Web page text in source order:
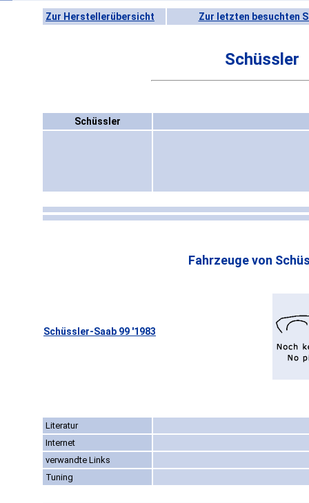
Zur Herstellerübersicht Zur letzten besuchten
Schüssler
Schüssler
Fahrzeuge von
Schüssler-Saab 99 '1983
Literatur
Internet
verwandte Links
Tuning